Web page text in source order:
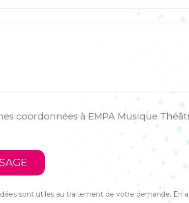
coordonnées à EMPA Musique
sont utiles au traitement de votre demande. En